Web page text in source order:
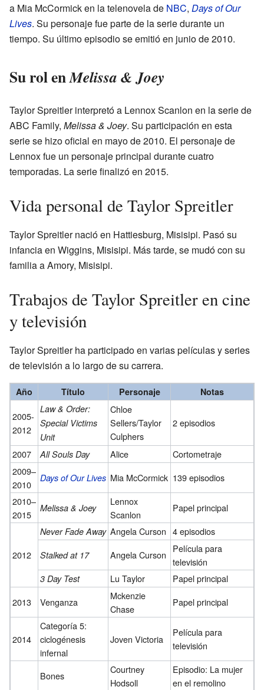
a Mia McCormick en la telenovela de NBC, Days of Our
Lives. Su personaje fue parte de la serie durante un
tiempo. Su último episodio se emitió en junio de 2010.
Su rol enMelissa & Joey
Taylor Spreitler interpretó a Lennox Scanlon en la serie de
ABC Family, Melissa & Joey. Su participación en esta
serie se hizo oficial en mayo de 2010. El personaje de
Lennox fue un personaje principal durante cuatro
temporadas. La serie finalizó en 2015.
Vida personal de Taylor Spreitler
Taylor Spreitler nació en Hattiesburg, Misisipi. Pasó su
infancia en Wiggins, Misisipi. Más tarde, se mudó con su
familia a Amory, Misisipi.
Trabajos de Taylor Spreitler en cine
y televisión
Taylor Spreitler ha participado en varias películas y series
de televisión a lo largo de su carrera.
Año Título Personaje Notas
2005-
2012
Law & Order:
Special Victims
Unit
Chloe
Sellers/Taylor
Culphers
2 episodios
2007 All Souls Day Alice
Cortometraje
2009–
2010
Days of Our Lives Mia McCormick 139 episodios
2010–
2015
Melissa & Joey
Lennox
Scanlon
Papel principal
2012
Never Fade Away Angela Curson 4 episodios
Stalked at 17 Angela Curson
Película para
televisión
3 Day Test Lu Taylor
Papel principal
2013
Venganza
Mckenzie
Chase
Papel principal
2014
Categoría 5:
ciclogénesis
infernal
Joven Victoria
Película para
televisión
Bones
Courtney
Hodsoll
Episodio: La mujer
en el remolino